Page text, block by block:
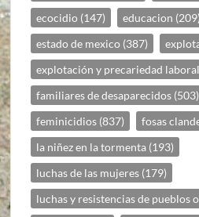
ecocidio (147) educacion (209)
estado de mexico (387)
explotación y precariedad laboral
familiares de desaparecidos (503)
feminicidios (837) fosas
la niñez en la tormenta (193)
luchas de las mujeres (179)
luchas y resistencias de pueblos